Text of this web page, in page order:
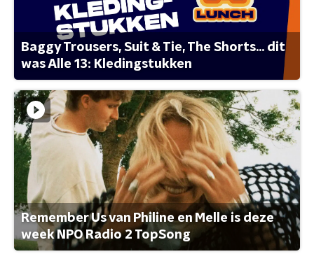
Baggy Trousers, Suit & Tie, The Shorts... dit
was Alle 13: Kledingstukken
Remember Us van Philine en Melle is deze
week NPO Radio 2 TopSong